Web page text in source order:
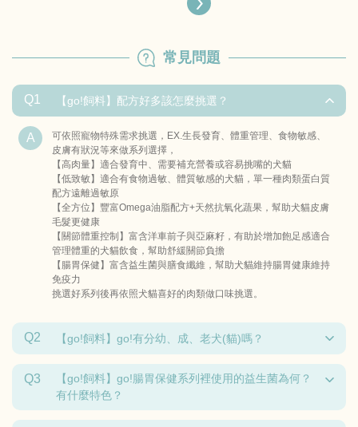
常見問題
Q1 【go!飼料】配方好多該怎麼挑選？
可依照寵物特殊需求挑選，EX.生長發育、體重管理、食物敏感、
皮膚有狀況等來做系列選擇，
【高肉量】適合發育中、需要補充營養或容易挑嘴的犬貓
【低致敏】適合有食物過敏、體質敏感的犬貓，單一種肉類蛋白質
配方遠離過敏原
【全方位】豐富Omega油脂配方+天然抗氧化蔬果，幫助犬貓皮膚
毛髮更健康
【關節體重控制】富含洋車前子與亞麻籽，有助於增加飽足感適合
管理體重的犬貓飲食，幫助舒緩關節負擔
【腸胃保健】富含益生菌與膳食纖維，幫助犬貓維持腸胃健康維持
免疫力
挑選好系列後再依照犬貓喜好的肉類做口味挑選。
Q2 【go!飼料】go!有分幼、成、老犬(貓)嗎？
Q3
【go!飼料】go!腸胃保健系列裡使用的益生菌為何？
有什麼特色？